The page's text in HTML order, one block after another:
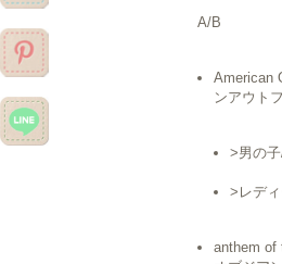
A/B
American
ンアウト
>男の
>レデ
anthem of